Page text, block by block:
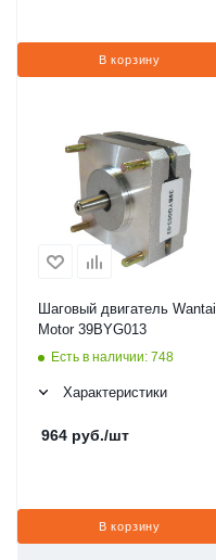
В корзину
Шаговый двигатель Wantai
Motor 39BYG013
Есть в наличии: 748
Характеристики
964 руб./шт
В корзину